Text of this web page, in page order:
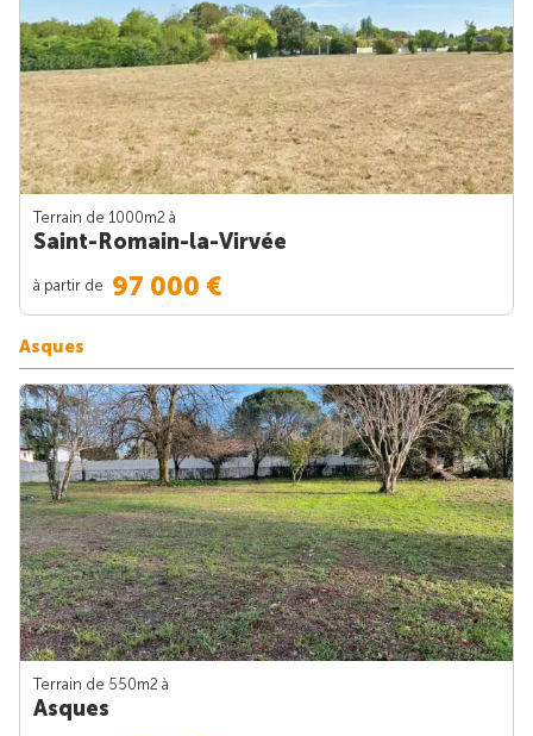
Terrain de 1000m2 à
Saint-Romain-la-Virvée
à partir de 97 000 €
Asques
Terrain de 550m2 à
Asques